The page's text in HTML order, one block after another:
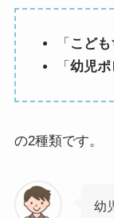
「 こど
「幼児ポ
の2種類です。
幼